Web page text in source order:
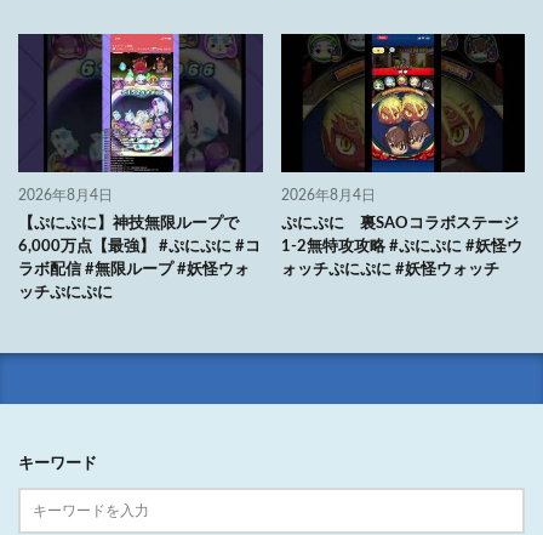
2026年8月4日
【ぷにぷに】神技無限ループで
6,000万点【最強】 #ぷにぷに #コ
ラボ配信 #無限ループ #妖怪ウォ
ッチぷにぷに
2026年8月4日
ぷにぷに 裏SAOコラボステージ
1-2無特攻攻略 #ぷにぷに #妖怪ウ
ォッチぷにぷに #妖怪ウォッチ
キーワード